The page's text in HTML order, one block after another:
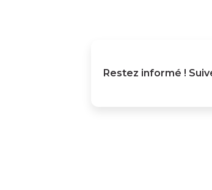
Restez informé !